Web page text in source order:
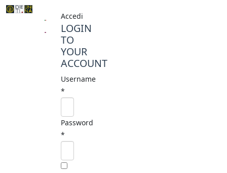
Accedi
LOGIN
TO
YOUR
ACCOUNT
Username
*
Password
*